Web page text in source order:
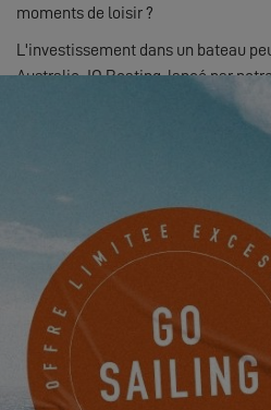
moments de loisir ?
L'investissement dans un bateau
Australie, JO Boating, lancé par
vous donne la possibilité d’intégrer
L’objectif de JO Boating est de vous
tracas liés à la possession d'un
simplement profiter des avantages
Découvrez en plus sur cette
JO Boating
Photo copyright : Sailing Tahiti